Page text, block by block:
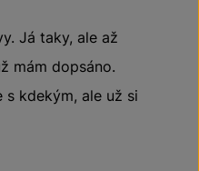
Já taky, ale až
mám dopsáno.
s kdekým, ale už si